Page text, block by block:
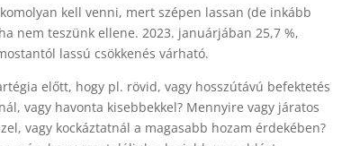
kell venni, mert szépen lassan (de inkább
nem teszünk ellene. 2023. januárjában 25,7 %,
lassú csökkenés várható.
előtt, hogy pl. rövid, vagy hosszútávú befektetés
vagy havonta kisebbekkel? Mennyire vagy járatos
vagy kockáztatnál a magasabb hozam érdekében?